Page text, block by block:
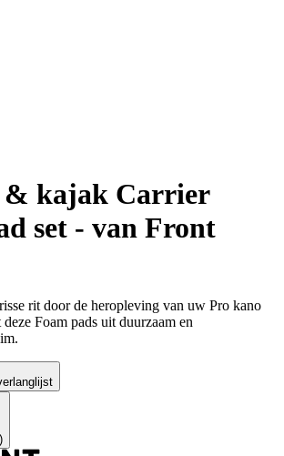
& kajak Carrier
set - van Front
rit door de heropleving van uw Pro kano
Foam pads uit duurzaam en